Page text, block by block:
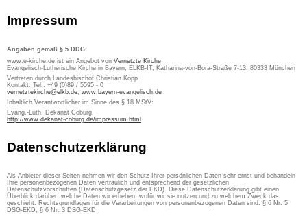
Impressum
Angaben gemäß § 5 DDG:
www.e-kirche.de ist ein Angebot von Vernetzte Kirche
Evangelisch-Lutherische Kirche in Bayern, ELKB-IT, Katharina-von-Bora-Straße 7-13, 80333 München
Vertreten durch Landesbischof Christian Kopp
Kontakt: Tel.: +49 (0)89 / 5595 - 0
vernetztekirche@elkb.de, www.bayern-evangelisch.de
Inhaltlich Verantwortlicher im Sinne des § 18 MStV:
Evang.-Luth. Dekanat Coburg
http://www.dekanat-coburg.de/impressum.html
Datenschutzerklärung
Als Anbieter dieser Seiten nehmen wir den Schutz Ihrer persönlichen Daten sehr ernst und behandeln
Ihre personenbezogenen Daten vertraulich und entsprechend der gesetzlichen
Datenschutzvorschriften (Datenschutzgesetz der EKD). Diese Datenschutzerklärung gibt einen
Überblick darüber, welche Daten wir erheben, wofür wir sie nutzen und zu welchem Zweck das
geschieht. Rechtsgrundlagen für die Verarbeitungen von personenbezogenen Daten sind: § 6 Nr. 5
DSG-EKD, § 6 Nr. 3 DSG-EKD